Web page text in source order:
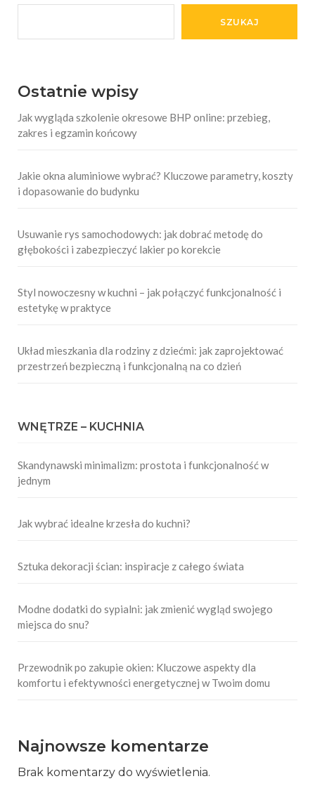
SZUKAJ
Ostatnie wpisy
Jak wygląda szkolenie okresowe BHP online: przebieg,
zakres i egzamin końcowy
Jakie okna aluminiowe wybrać? Kluczowe parametry, koszty
i dopasowanie do budynku
Usuwanie rys samochodowych: jak dobrać metodę do
głębokości i zabezpieczyć lakier po korekcie
Styl nowoczesny w kuchni – jak połączyć funkcjonalność i
estetykę w praktyce
Układ mieszkania dla rodziny z dziećmi: jak zaprojektować
przestrzeń bezpieczną i funkcjonalną na co dzień
WNĘTRZE – KUCHNIA
Skandynawski minimalizm: prostota i funkcjonalność w
jednym
Jak wybrać idealne krzesła do kuchni?
Sztuka dekoracji ścian: inspiracje z całego świata
Modne dodatki do sypialni: jak zmienić wygląd swojego
miejsca do snu?
Przewodnik po zakupie okien: Kluczowe aspekty dla
komfortu i efektywności energetycznej w Twoim domu
Najnowsze komentarze
Brak komentarzy do wyświetlenia.